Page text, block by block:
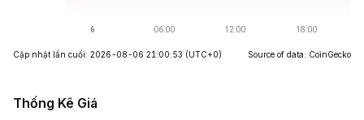
Cập nhật lần cuối: 2026-08-06 21:00:53 (UTC+0) Source of data: CoinGecko
Thống Kê Giá